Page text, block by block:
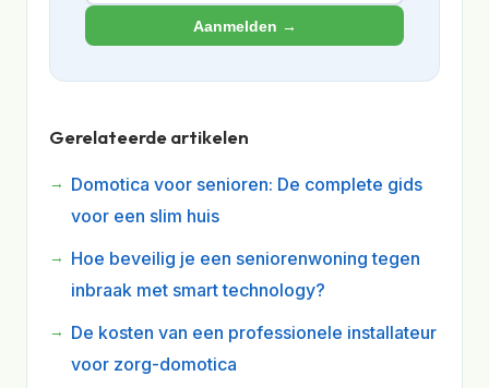
Aanmelden →
Gerelateerde artikelen
Domotica voor senioren: De complete gids
voor een slim huis
Hoe beveilig je een seniorenwoning tegen
inbraak met smart technology?
De kosten van een professionele installateur
voor zorg-domotica